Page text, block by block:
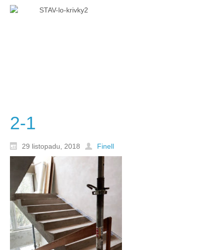
2-1
29 listopadu, 2018 Finell